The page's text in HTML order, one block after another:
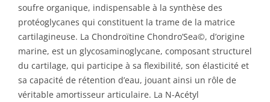
soufre organique, indispensable à la synthèse des
protéoglycanes qui constituent la trame de la matrice
cartilagineuse. La Chondroïtine Chondro’Sea©, d’origine
marine, est un glycosaminoglycane, composant structurel
du cartilage, qui participe à sa flexibilité, son élasticité et
sa capacité de rétention d’eau, jouant ainsi un rôle de
véritable amortisseur articulaire. La N-Acétyl